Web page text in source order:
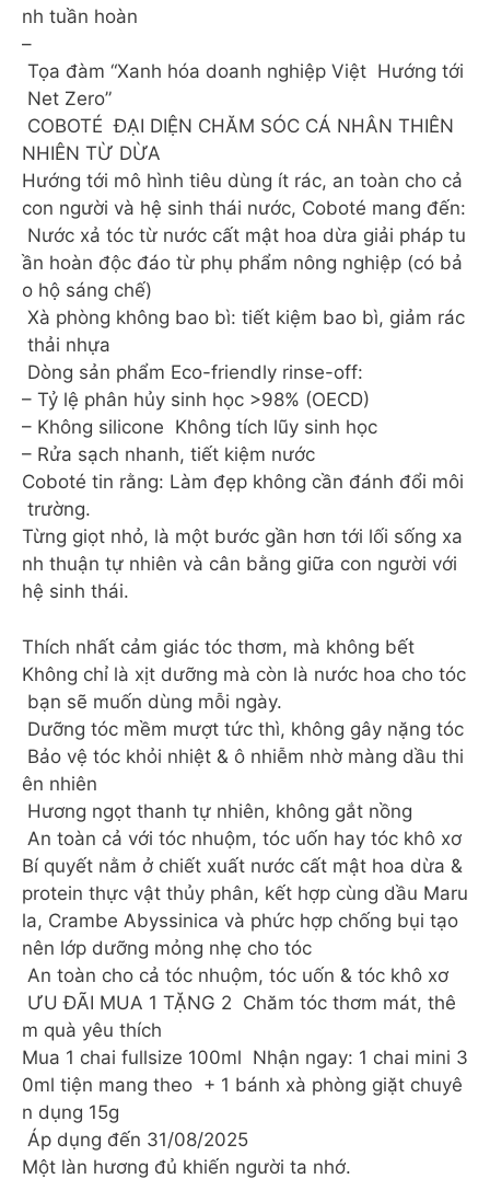
nh tuần hoàn
–
Tọa đàm “Xanh hóa doanh nghiệp Việt Hướng tới
Net Zero”
COBOTÉ ĐẠI DIỆN CHĂM SÓC CÁ NHÂN THIÊN
NHIÊN TỪ DỪA
Hướng tới mô hình tiêu dùng ít rác, an toàn cho cả
con người và hệ sinh thái nước, Coboté mang đến:
Nước xả tóc từ nước cất mật hoa dừa giải pháp tu
ần hoàn độc đáo từ phụ phẩm nông nghiệp (có bả
o hộ sáng chế)
️ Xà phòng không bao bì: tiết kiệm bao bì, giảm rác
thải nhựa
Dòng sản phẩm Eco-friendly rinse-off:
– Tỷ lệ phân hủy sinh học >98% (OECD)
– Không silicone Không tích lũy sinh học
– Rửa sạch nhanh, tiết kiệm nước
Coboté tin rằng: Làm đẹp không cần đánh đổi môi
trường.
Từng giọt nhỏ, là một bước gần hơn tới lối sống xa
nh thuận tự nhiên và cân bằng giữa con người với
hệ sinh thái.
Thích nhất cảm giác tóc thơm, mà không bết
Không chỉ là xịt dưỡng mà còn là nước hoa cho tóc
bạn sẽ muốn dùng mỗi ngày.
️ Dưỡng tóc mềm mượt tức thì, không gây nặng tóc
️ Bảo vệ tóc khỏi nhiệt & ô nhiễm nhờ màng dầu thi
ên nhiên
️ Hương ngọt thanh tự nhiên, không gắt nồng
️ An toàn cả với tóc nhuộm, tóc uốn hay tóc khô xơ
Bí quyết nằm ở chiết xuất nước cất mật hoa dừa &
protein thực vật thủy phân, kết hợp cùng dầu Maru
la, Crambe Abyssinica và phức hợp chống bụi tạo
nên lớp dưỡng mỏng nhẹ cho tóc
An toàn cho cả tóc nhuộm, tóc uốn & tóc khô xơ
ƯU ĐÃI MUA 1 TẶNG 2 Chăm tóc thơm mát, thê
m quà yêu thích
Mua 1 chai fullsize 100ml Nhận ngay: 1 chai mini 3
0ml tiện mang theo + 1 bánh xà phòng giặt chuyê
n dụng 15g
Áp dụng đến 31/08/2025
Một làn hương đủ khiến người ta nhớ.